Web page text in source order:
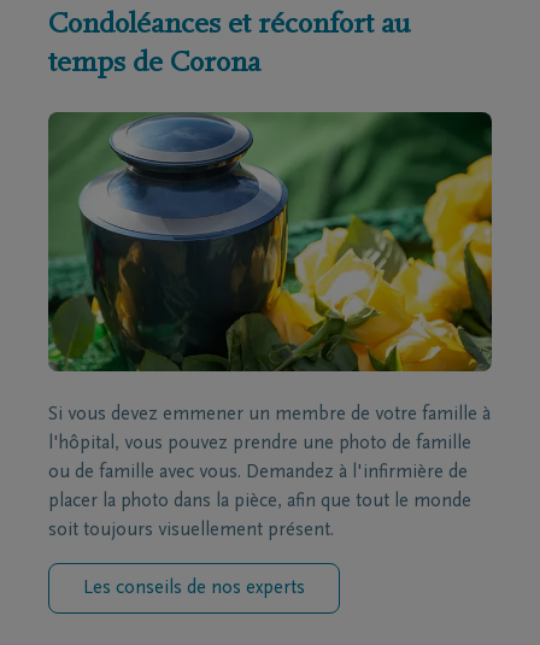
Condoléances et réconfort au
temps de Corona
Si vous devez emmener un membre de votre famille à
l'hôpital, vous pouvez prendre une photo de famille
ou de famille avec vous. Demandez à l'infirmière de
placer la photo dans la pièce, afin que tout le monde
soit toujours visuellement présent.
Les conseils de nos experts